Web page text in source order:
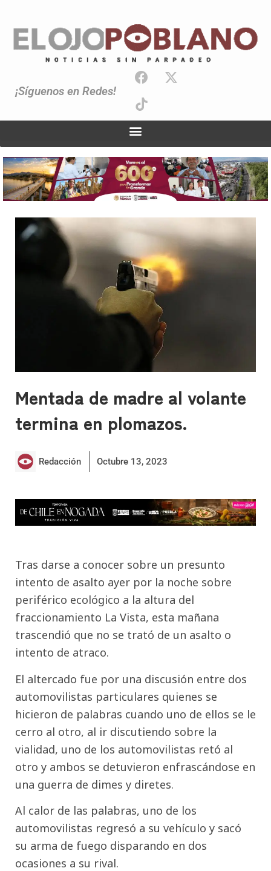
¡Síguenos en Redes!
Mentada de madre al volante
termina en plomazos.
Redacción Octubre 13, 2023
Tras darse a conocer sobre un presunto
intento de asalto ayer por la noche sobre
periférico ecológico a la altura del
fraccionamiento La Vista, esta mañana
trascendió que no se trató de un asalto o
intento de atraco.
El altercado fue por una discusión entre dos
automovilistas particulares quienes se
hicieron de palabras cuando uno de ellos se le
cerro al otro, al ir discutiendo sobre la
vialidad, uno de los automovilistas retó al
otro y ambos se detuvieron enfrascándose en
una guerra de dimes y diretes.
Al calor de las palabras, uno de los
automovilistas regresó a su vehículo y sacó
su arma de fuego disparando en dos
ocasiones a su rival.